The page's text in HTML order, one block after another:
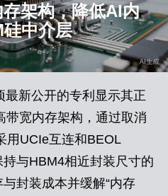
架构，降低AI内
中介层
新公开的专利显示其正
带宽内存架构，通过取消
用UCIe互连和BEOL
与HBM4相近封装尺寸的
封装成本并缓解“内存